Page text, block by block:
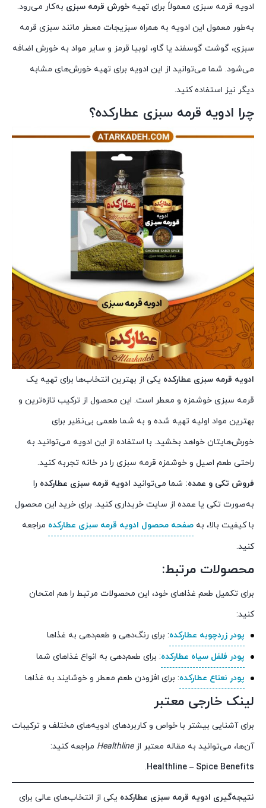
ادویه قرمه سبزی معمولاً برای تهیه خورش قرمه سبزی به‌کار می‌رود.
به‌طور معمول این ادویه به همراه سبزیجات معطر مانند سبزی قرمه
سبزی، گوشت گوسفند یا گاو، لوبیا قرمز و سایر مواد به خورش اضافه
می‌شود. شما می‌توانید از این ادویه برای تهیه خورش‌های مشابه
دیگر نیز استفاده کنید.
چرا ادویه قرمه سبزی عطارکده؟
ادویه قرمه سبزی عطارکده یکی از بهترین انتخاب‌ها برای تهیه یک
قرمه سبزی خوشمزه و معطر است. این محصول از ترکیب تازه‌ترین و
بهترین مواد اولیه تهیه شده و به شما طعمی بی‌نظیر برای
خورش‌هایتان خواهد بخشید. با استفاده از این ادویه می‌توانید به
راحتی طعم اصیل و خوشمزه قرمه سبزی را در خانه تجربه کنید.
فروش تکی و عمده: شما می‌توانید ادویه قرمه سبزی عطارکده را
به‌صورت تکی یا عمده از سایت خریداری کنید. برای خرید این محصول
با کیفیت بالا، به صفحه محصول ادویه قرمه سبزی عطارکده مراجعه
کنید.
محصولات مرتبط:
برای تکمیل طعم غذاهای خود، این محصولات مرتبط را هم امتحان
کنید:
پودر زردچوبه عطارکده: برای رنگ‌دهی و طعم‌دهی به غذاها
پودر فلفل سیاه عطارکده: برای طعم‌دهی به انواع غذاهای شما
پودر نعناع عطارکده: برای افزودن طعم معطر و خوشایند به غذاها
لینک خارجی معتبر
برای آشنایی بیشتر با خواص و کاربردهای ادویه‌های مختلف و ترکیبات
آن‌ها، می‌توانید به مقاله معتبر ازHealthline مراجعه کنید:
Healthline – Spice Benefits
.
نتیجه‌گیری ادویه قرمه سبزی عطارکده یکی از انتخاب‌های عالی برای